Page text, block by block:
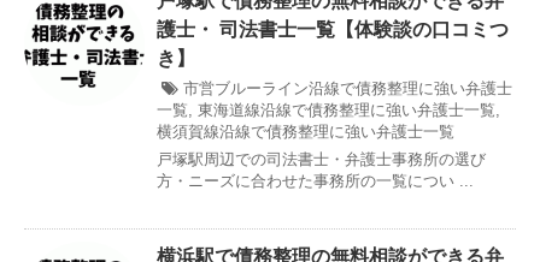
護士・ 司法書士一覧【体験談の口コミつ
き】
市営ブルーライン沿線で債務整理に強い弁護士
一覧, 東海道線沿線で債務整理に強い弁護士一覧,
横須賀線沿線で債務整理に強い弁護士一覧
戸塚駅周辺での司法書士・弁護士事務所の選び
方・ニーズに合わせた事務所の一覧につい ...
横浜駅で債務整理の無料相談ができる弁